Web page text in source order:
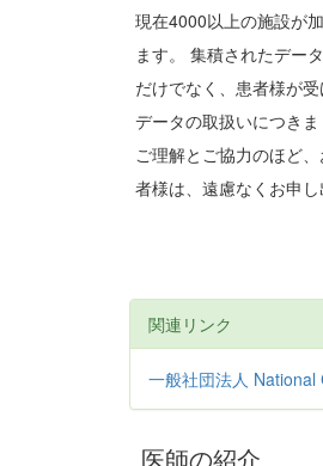
現在4000以上の施設が
ます。 集積されたデー
だけでなく、患者様が
データの取扱いにつき
ご理解とご協力のほど
者様は、遠慮なくお申し
関連リンク
一般社団法人
医師の紹介